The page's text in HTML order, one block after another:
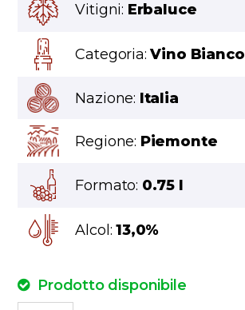
Vitigni: Erbaluce
Categoria:Vino Bianco
Nazione: Italia
Regione: Piemonte
Formato: 0.75 l
Alcol:13,0%
Prodotto disponibile